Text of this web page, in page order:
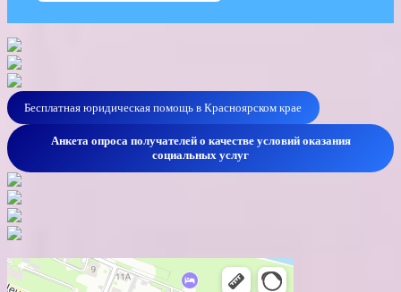
Бесплатная юридическая помощь в Красноярском крае
Анкета опроса получателей о качестве условий оказания
социальных услуг